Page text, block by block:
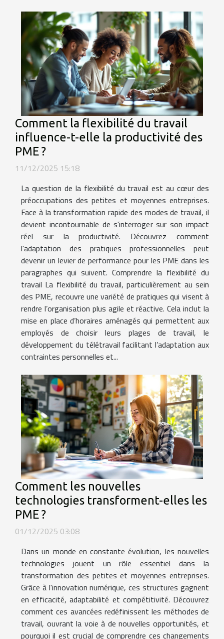
Comment la flexibilité du travail
influence-t-elle la productivité des
PME ?
11/12/2025 15:18
La question de la flexibilité du travail est au cœur des
préoccupations des petites et moyennes entreprises.
Face à la transformation rapide des modes de travail, il
devient incontournable de s'interroger sur son impact
réel sur la productivité. Découvrez comment
l'adaptation des pratiques professionnelles peut
devenir un levier de performance pour les PME dans les
paragraphes qui suivent. Comprendre la flexibilité du
travail La flexibilité du travail, particulièrement au sein
des PME, recouvre une variété de pratiques qui visent à
rendre l’organisation plus agile et réactive. Cela inclut la
mise en place d’horaires aménagés qui permettent aux
employés de choisir leurs plages de travail, le
développement du télétravail facilitant l’adaptation aux
contraintes personnelles et...
Comment les nouvelles
technologies transforment-elles les
PME ?
01/12/2025 03:08
Dans un monde en constante évolution, les nouvelles
technologies jouent un rôle essentiel dans la
transformation des petites et moyennes entreprises.
Grâce à l'innovation numérique, ces structures gagnent
en efficacité, adaptabilité et compétitivité. Découvrez
comment ces avancées redéfinissent les méthodes de
travail, ouvrant la voie à de nouvelles opportunités, et
pourquoi il est crucial de comprendre ces changements